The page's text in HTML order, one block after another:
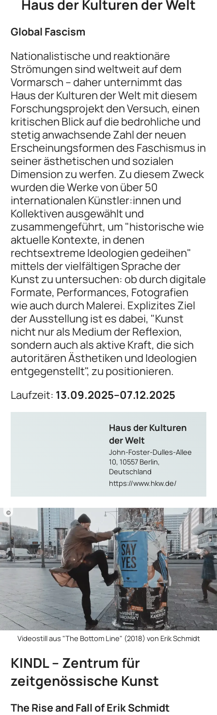
Haus der Kulturen der Welt
Global Fascism
Nationalistische und reaktionäre
Strömungen sind weltweit auf dem
Vormarsch – daher unternimmt das
Haus der Kulturen der Welt mit diesem
Forschungsprojekt den Versuch, einen
kritischen Blick auf die bedrohliche und
stetig anwachsende Zahl der neuen
Erscheinungsformen des Faschismus in
seiner ästhetischen und sozialen
Dimension zu werfen. Zu diesem Zweck
wurden die Werke von über 50
internationalen Künstler:innen und
Kollektiven ausgewählt und
zusammengeführt, um "historische wie
aktuelle Kontexte, in denen
rechtsextreme Ideologien gedeihen"
mittels der vielfältigen Sprache der
Kunst zu untersuchen: ob durch digitale
Formate, Performances, Fotografien
wie auch durch Malerei. Explizites Ziel
der Ausstellung ist es dabei, "Kunst
nicht nur als Medium der Reflexion,
sondern auch als aktive Kraft, die sich
autoritären Ästhetiken und Ideologien
entgegenstellt", zu positionieren.
Laufzeit: 13.09.2025–07.12.2025
Haus der Kulturen
der Welt
John-Foster-Dulles-Allee
10, 10557 Berlin,
Deutschland
https://www.hkw.de/
©
Videostill aus "The Bottom Line" (2018) von Erik Schmidt
KINDL – Zentrum für
zeitgenössische Kunst
The Rise and Fall of Erik Schmidt